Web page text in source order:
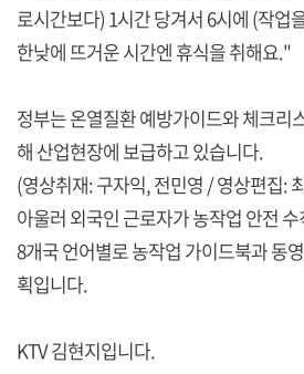
로시간보다) 1시간 당겨서 6시에 (작업
한낮에 뜨거운 시간엔 휴식을 취해요."
정부는 온열질환 예방가이드와 체크리
해 산업현장에 보급하고 있습니다.
(영상취재: 구자익, 전민영 / 영상편집:
아울러 외국인 근로자가 농작업 안전
8개국 언어별로 농작업 가이드북과 동
획입니다.
KTV 김현지입니다.